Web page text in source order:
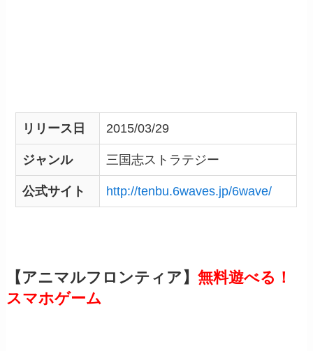
リリース日 2015/03/29
ジャンル 三国志ストラテジー
公式サイト http://tenbu.6waves.jp/6wave/
【アニマルフロンティア】 無料遊べる！
スマホゲーム